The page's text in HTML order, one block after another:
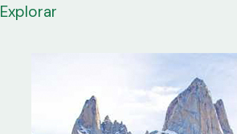
Explorar